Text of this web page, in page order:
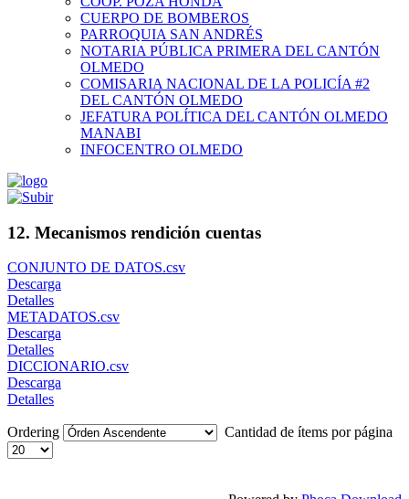
CUERPO DE BOMBEROS
PARROQUIA SAN ANDRÉS
NOTARIA PÚBLICA PRIMERA DEL CANTÓN
OLMEDO
COMISARIA NACIONAL DE LA POLICÍA #2
DEL CANTÓN OLMEDO
JEFATURA POLÍTICA DEL CANTÓN OLMEDO
MANABI
INFOCENTRO OLMEDO
12. Mecanismos rendición cuentas
CONJUNTO DE DATOS.csv
Descarga
Detalles
METADATOS.csv
Descarga
Detalles
DICCIONARIO.csv
Descarga
Detalles
Ordering Cantidad de ítems por página